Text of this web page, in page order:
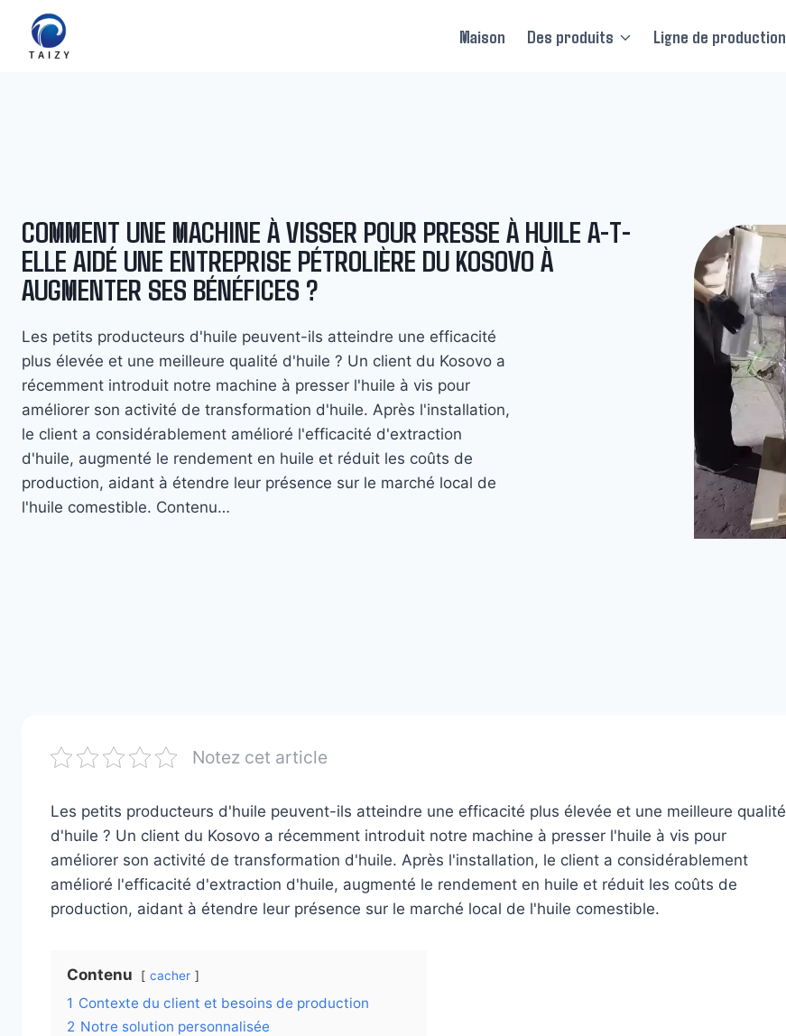
contenu
Maison Des produits Ligne de production
COMMENT UNE MACHINE À VISSER POUR PRESSE À HUILE A-T-
ELLE AIDÉ UNE ENTREPRISE PÉTROLIÈRE DU KOSOVO À
AUGMENTER SES BÉNÉFICES ?
Les petits producteurs d'huile peuvent-ils atteindre une efficacité
plus élevée et une meilleure qualité d'huile ? Un client du Kosovo a
récemment introduit notre machine à presser l'huile à vis pour
améliorer son activité de transformation d'huile. Après l'installation,
le client a considérablement amélioré l'efficacité d'extraction
d'huile, augmenté le rendement en huile et réduit les coûts de
production, aidant à étendre leur présence sur le marché local de
l'huile comestible. Contenu…
Notez cet article
Les petits producteurs d'huile peuvent-ils atteindre une efficacité plus élevée et une meilleure qualité
d'huile ? Un client du Kosovo a récemment introduit notre machine à presser l'huile à vis pour
améliorer son activité de transformation d'huile. Après l'installation, le client a considérablement
amélioré l'efficacité d'extraction d'huile, augmenté le rendement en huile et réduit les coûts de
production, aidant à étendre leur présence sur le marché local de l'huile comestible.
Contenu cacher
1 Contexte du client et besoins de production
2 Notre solution personnalisée